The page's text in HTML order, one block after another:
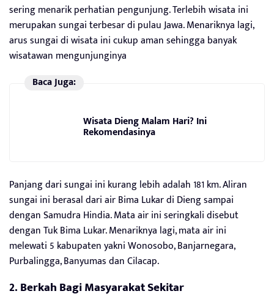
sering menarik perhatian pengunjung. Terlebih wisata ini
merupakan sungai terbesar di pulau Jawa. Menariknya lagi,
arus sungai di wisata ini cukup aman sehingga banyak
wisatawan mengunjunginya
Baca Juga:
Wisata Dieng Malam Hari? Ini
Rekomendasinya
Panjang dari sungai ini kurang lebih adalah 181 km. Aliran
sungai ini berasal dari air Bima Lukar di Dieng sampai
dengan Samudra Hindia. Mata air ini seringkali disebut
dengan Tuk Bima Lukar. Menariknya lagi, mata air ini
melewati 5 kabupaten yakni Wonosobo, Banjarnegara,
Purbalingga, Banyumas dan Cilacap.
2. Berkah Bagi Masyarakat Sekitar